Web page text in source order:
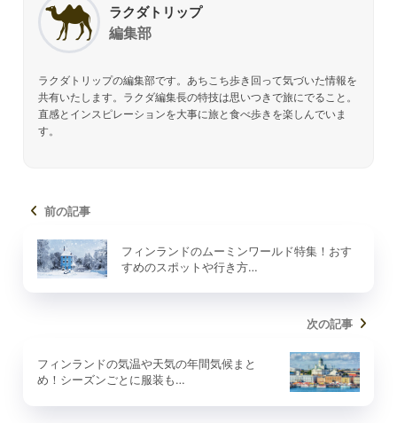
ラクダトリップ
編集部
ラクダトリップの編集部です。あちこち歩き回って気づいた情報を
共有いたします。ラクダ編集長の特技は思いつきで旅にでること。
直感とインスピレーションを大事に旅と食べ歩きを楽しんでいま
す。
前の記事
フィンランドのムーミンワールド特集！おす
すめのスポットや行き方…
次の記事
フィンランドの気温や天気の年間気候まと
め！シーズンごとに服装も…